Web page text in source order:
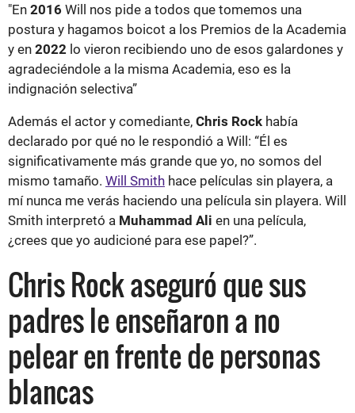
"En 2016 Will nos pide a todos que tomemos una
postura y hagamos boicot a los Premios de la Academia
y en 2022 lo vieron recibiendo uno de esos galardones y
agradeciéndole a la misma Academia, eso es la
indignación selectiva”
Además el actor y comediante, Chris Rock había
declarado por qué no le respondió a Will: “Él es
significativamente más grande que yo, no somos del
mismo tamaño. Will Smith hace películas sin playera, a
mí nunca me verás haciendo una película sin playera. Will
Smith interpretó a Muhammad Ali en una película,
¿crees que yo audicioné para ese papel?”.
Chris Rock aseguró que sus
padres le enseñaron a no
pelear en frente de personas
blancas